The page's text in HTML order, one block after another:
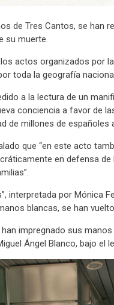
de Tres Cantos, se han
su muerte.
actos organizados por
toda la geografía
a la lectura de un
conciencia a favor de
de millones de españoles
que “en este acto
en defensa
interpretada por Mónica
blancas, se han
impregnado sus
Ángel Blanco, bajo el